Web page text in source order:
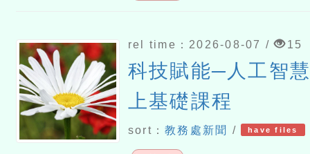
rel time：2026-08-07 / 15
科技賦能─人工智
上基礎課程
sort：教務處新聞 / have files